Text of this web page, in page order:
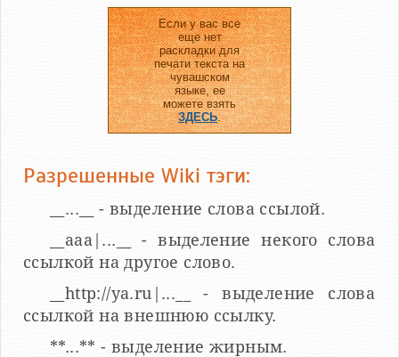
Если у вас все
еще нет
раскладки для
печати текста на
чувашском
языке, ее
можете взять
ЗДЕСЬ.
Разрешенные Wiki тэги:
__...__ - выделение слова ссылой.
__aaa|...__ - выделение некого слова
ссылкой на другое слово.
__http://ya.ru|...__ - выделение слова
ссылкой на внешнюю ссылку.
**...** - выделение жирным.